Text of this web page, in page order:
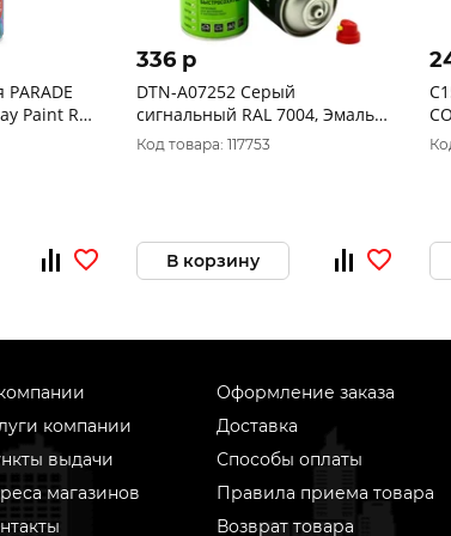
Paint RAL
336 p
DTN-A07252 Серый
сигнальный RAL 7004, Эмаль
акриловая "Deton Universal"
быстросохнущая, аэрозоль
Код товара: 117753
В корзину
компании
выдачи
магазинов
Оформление заказа
Доставка
Способы оплаты
Правила приема товара
Возврат товара